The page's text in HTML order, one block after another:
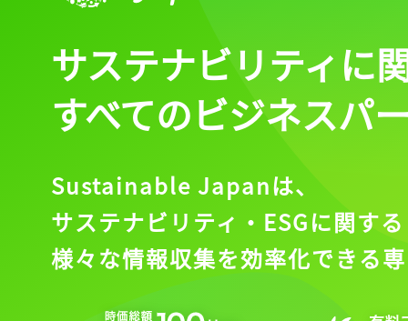
サステナビリティに
すべてのビジネスパ
Sustainable Japanは、
サステナビリティ・ESGに関する
様々な情報収集を効率化できる